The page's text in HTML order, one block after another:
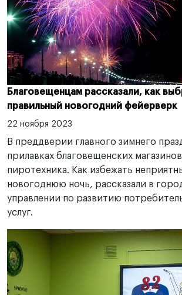
Благовещенцам рассказали, как
правильный новогодний фейерверк
22 ноября 2023
В преддверии главного зимнего
прилавках благовещенских
пиротехника. Как избежать
новогоднюю ночь, рассказали в
управлении по развитию
услуг.